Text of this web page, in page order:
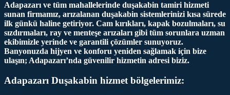
Adapazarı ve tüm mahallelerinde duşakabin tamiri hizmeti
sunan firmamız, arızalanan duşakabin sistemlerinizi kısa sürede
ilk günkü haline getiriyor. Cam kırıkları, kapak bozulmaları, su
sızdırmaları, ray ve menteşe arızaları gibi tüm sorunlara uzman
ekibimizle yerinde ve garantili çözümler sunuyoruz.
Banyonuzda hijyen ve konforu yeniden sağlamak için bize
ulaşın; Adapazarı’nda güvenilir hizmetin adresi biziz.
Adapazarı Duşakabin hizmet bölgelerimiz: